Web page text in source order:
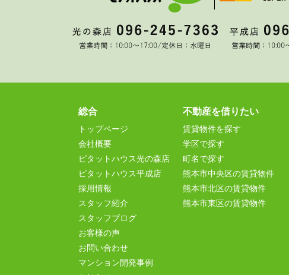
総合
トップページ
会社概要
ピタットハウス光の森店
ピタットハウス平成店
採用情報
スタッフ紹介
スタッフブログ
お客様の声
お問い合わせ
マンション開発事例
不動産を借りたい
賃貸物件を探す
学区で探す
町名で探す
熊本市中央区の賃貸物件
熊本市北区の賃貸物件
熊本市東区の賃貸物件